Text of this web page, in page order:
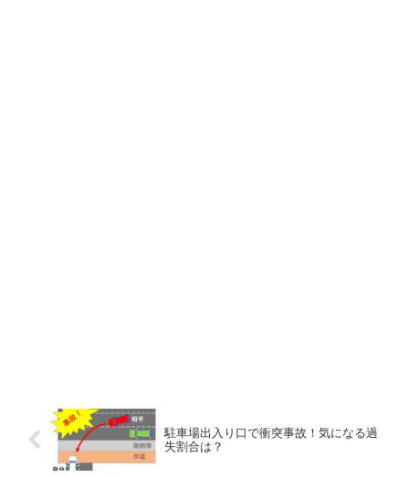
駐車場出入り口で衝突事故！気になる過
失割合は？